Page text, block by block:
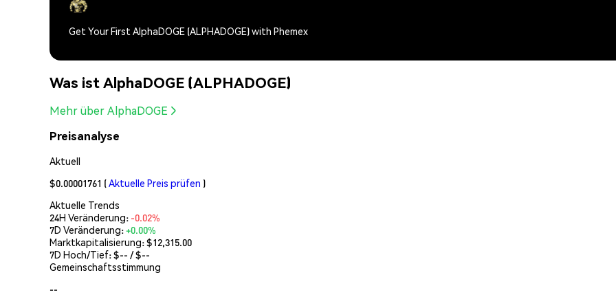
Get Your First AlphaDOGE (ALPHADOGE) with Phemex
Was ist AlphaDOGE (ALPHADOGE)
Mehr über AlphaDOGE
Preisanalyse
Aktuell
$0.00001761 (Aktuelle Preis prüfen )
Aktuelle Trends
24H Veränderung: -0.02%
7D Veränderung:+0.00%
Marktkapitalisierung:$12,315.00
7D Hoch/Tief: $-- / $--
Gemeinschaftsstimmung
--